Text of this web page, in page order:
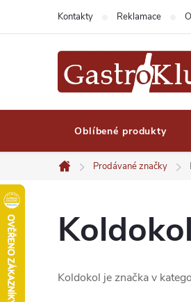
Kontakty Reklamace
Oblíbené produkty
Domů
Prodávané značky
Koldokol
Koldokol je značka v